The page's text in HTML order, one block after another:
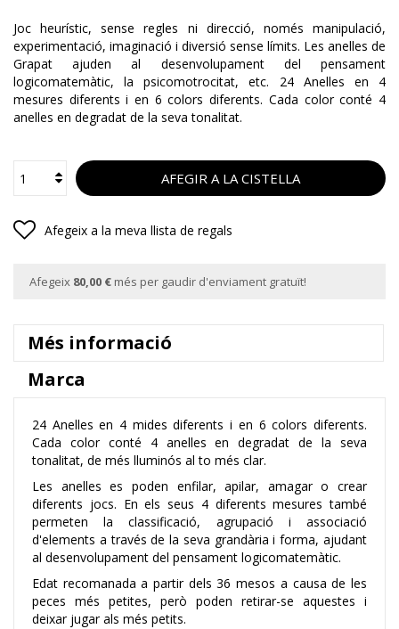
Joc heurístic, sense regles ni direcció, només manipulació,
experimentació, imaginació i diversió sense límits. Les anelles de
Grapat ajuden al desenvolupament del pensament
logicomatemàtic, la psicomotrocitat, etc. 24 Anelles en 4
mesures diferents i en 6 colors diferents. Cada color conté 4
anelles en degradat de la seva tonalitat.
AFEGIR A LA CISTELLA
Afegeix a la meva llista de regals
Afegeix 80,00 € més per gaudir d'enviament gratuït!
Més informació
Marca
24 Anelles en 4 mides diferents i en 6 colors diferents.
Cada color conté 4 anelles en degradat de la seva
tonalitat, de més lluminós al to més clar.
Les anelles es poden enfilar, apilar, amagar o crear
diferents jocs. En els seus 4 diferents mesures també
permeten la classificació, agrupació i associació
d'elements a través de la seva grandària i forma, ajudant
al desenvolupament del pensament logicomatemàtic.
Edat recomanada a partir dels 36 mesos a causa de les
peces més petites, però poden retirar-se aquestes i
deixar jugar als més petits.